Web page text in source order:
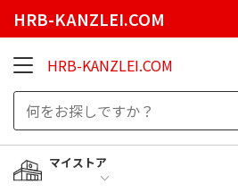
HRB-KANZLEI.COM
HRB-KANZLEI.COM
マイストア